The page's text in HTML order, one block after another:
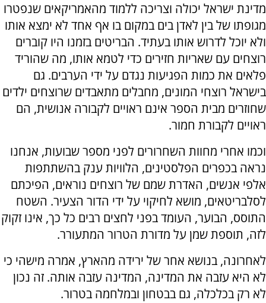
מדינת ישראל יכולה וצריכה ללמוד מהאמריקאים שנפטרו
מגופתו של בין לאדן בים במקום בו אף אחד לא ימצא אותו
ולא יוכל לדרוש אותו בעתיד. הבריטים בזמנו היו קוברים
רוצחים עם שאריות חזירים כדי לטמא אותו, מה שהוריד
פלאים את כמות הפגיעות נגדם על ידי הערבים. גם
בישראל רוצחי המונים, מחבלים מתאבדים שרוצחים ילדים
שחוזרים מבית הספר אינם ראויים לקבורה אנושית, הם
ראויים לקבורת חמור.
וכמו אחרי מחוות השחרורים לפני מספר שבועות, אנחנו
נראה בכפרים הפלסטינים, הלוויות ענק בהשתתפות
אלפי אנשים, האדרת שמם של רוצחים נוראים, הפיכתם
לסלבריטאים, מושא לחיקוי על ידי הדור הצעיר. השטח
התוסס, הבוער, העומד בפני לחצים רבים כל כך, אינו זקוק
לזה, תוספת שמן על מדורת הטרור המתעורר.
לאחרונה, בנושא אחר של ירידה מהארץ, אמרה מישהי כי
לא היא עזבה את המדינה, המדינה עזבה אותה. זה נכון
לא רק בכלכלה, גם בבטחון ובמלחמה בטרור.